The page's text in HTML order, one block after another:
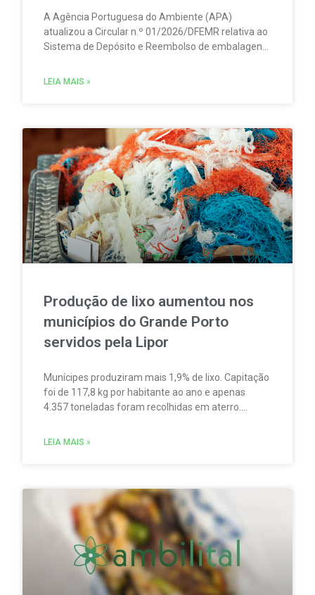
A Agência Portuguesa do Ambiente (APA)
atualizou a Circular n.º 01/2026/DFEMR relativa ao
Sistema de Depósito e Reembolso de embalagens
traz um esclarecimento relevante para
LEIA MAIS »
Produção de lixo aumentou nos
municípios do Grande Porto
servidos pela Lipor
Munícipes produziram mais 1,9% de lixo. Capitação
foi de 117,8 kg por habitante ao ano e apenas
4.357 toneladas foram recolhidas em aterro.
reciclagem.
LEIA MAIS »